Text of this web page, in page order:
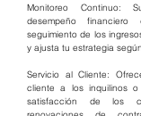
Monitoreo Continuo:
desempeño
seguimiento de los
y ajusta tu estrategia
Servicio al Cliente:
cliente a los inquilinos
satisfacción de los